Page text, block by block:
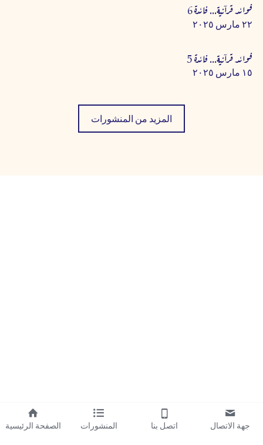
فوائد قرآنية... فائدة 6
٢٢ مارس ٢٠٢٥
فوائد قرآنية... فائدة 5
١٥ مارس ٢٠٢٥
المزيد من المنشورات
الصفحة الرئيسية المنشورات اتصل بنا جهة الاتصال